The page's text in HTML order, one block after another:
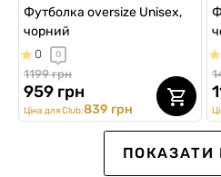
Футболка oversize Unisex,
чорний
0 0
1199 грн
959 грн
Ціна для Club:839 грн
ПОКАЗАТИ